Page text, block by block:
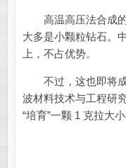
高温高压法合成的
大多是小颗粒钻石。
上，不占优势。
不过，这也即将成
波材料技术与工程研
“培育”一颗 1 克拉大小